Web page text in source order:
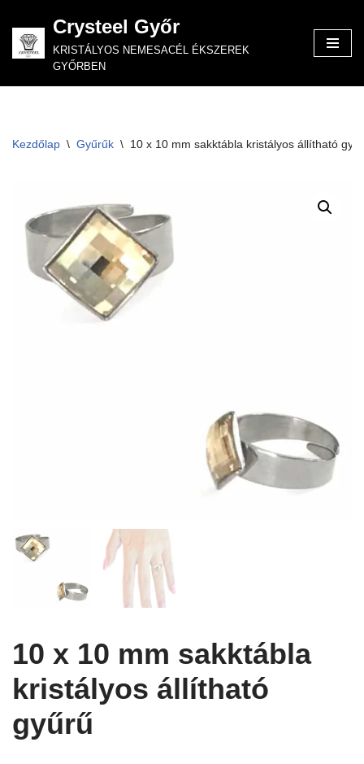
Skip
to
Crysteel Győr
KRISTÁLYOS NEMESACÉL ÉKSZEREK
GYŐRBEN
Kezdőlap \ Gyűrűk \ 10 x 10 mm sakktábla kristályos állítható
10 x 10 mm sakktábla
kristályos állítható
gyűrű